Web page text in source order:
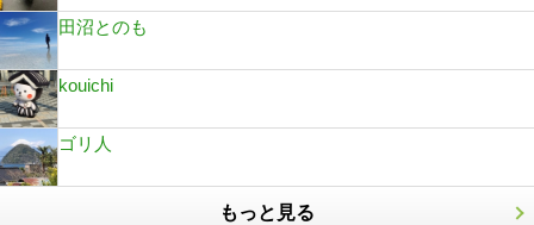
田沼とのも
kouichi
ゴリ人
もっと見る